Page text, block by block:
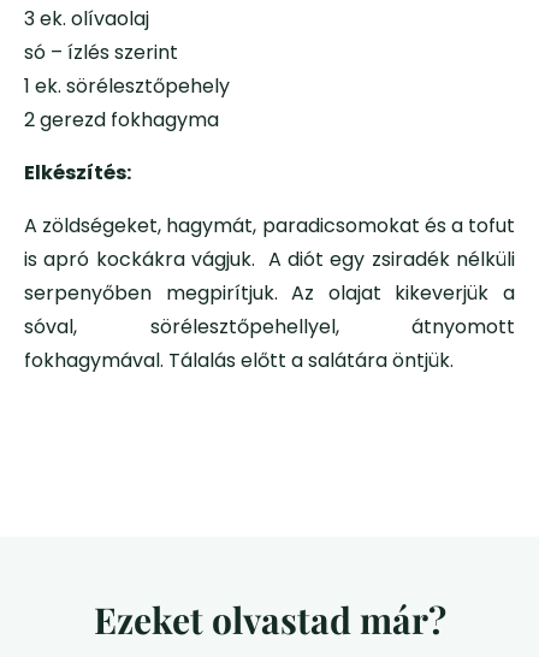
3 ek. olívaolaj
só – ízlés szerint
1 ek. sörélesztőpehely
2 gerezd fokhagyma
Elkészítés:
A zöldségeket, hagymát, paradicsomokat és a tofut
is apró kockákra vágjuk. A diót egy zsiradék nélküli
serpenyőben megpirítjuk. Az olajat kikeverjük a
sóval, sörélesztőpehellyel, átnyomott
fokhagymával. Tálalás előtt a salátára öntjük.
Ezeket olvastad már?